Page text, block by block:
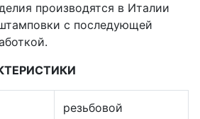
производятся в Италии
с последующей
резьбовой